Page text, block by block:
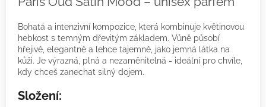
Bohatá a intenzivní kompozice, která kombinuje květinovou
hebkost s temným dřevitým základem. Vůně působí
hřejivě, elegantně a lehce tajemně, jako jemná látka na
kůži. Je výrazná, plná a nezaměnitelná - ideální pro chvíle,
kdy chceš zanechat silný dojem.
Složení: